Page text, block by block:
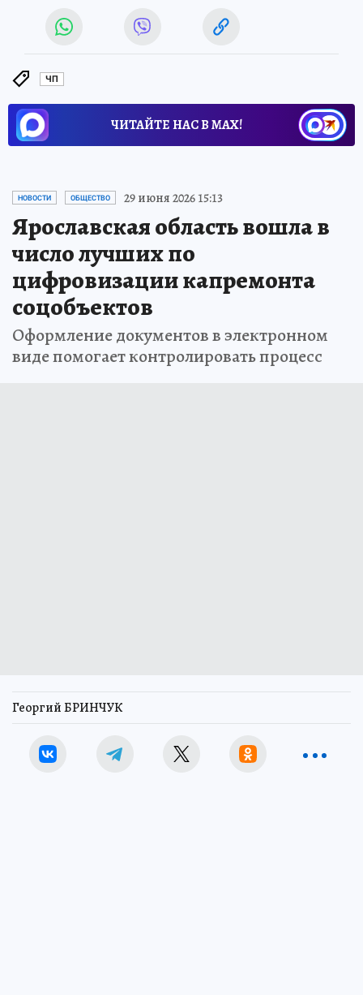
ЧП
ЧИТАЙТЕ НАС В МАХ!
НОВОСТИ ОБЩЕСТВО 29 июня 2026 15:13
Ярославская область вошла в
число лучших по
цифровизации капремонта
соцобъектов
Оформление документов в электронном
виде помогает контролировать процесс
Георгий БРИНЧУК